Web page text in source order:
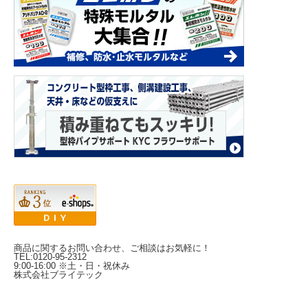
商品に関するお問い合わせ、ご相談はお気軽に！
TEL:0120-95-2312
9:00-16:00 ※土・日・祝休み
株式会社ブライテック